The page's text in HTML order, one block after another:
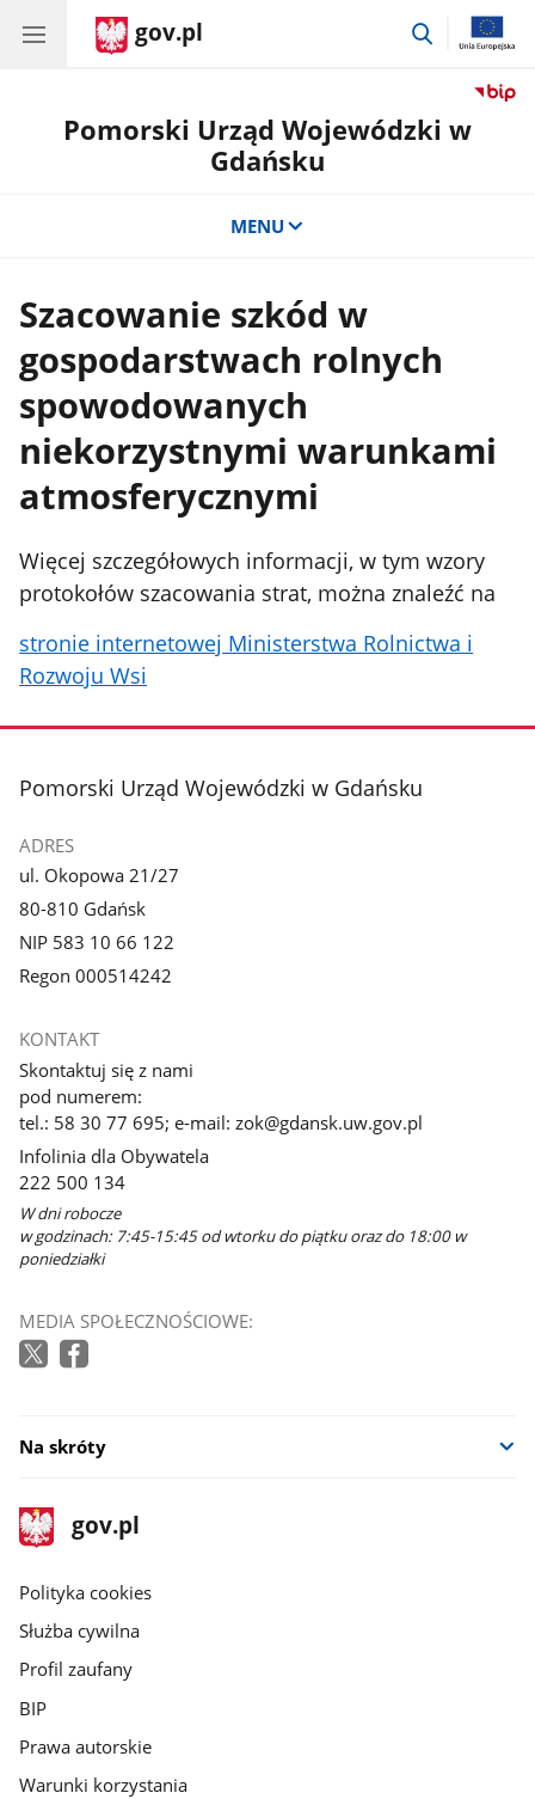
gov.pl
przejdź
Pomorski Urząd Wojewódzki w
Gdańsku
MENU
Szacowanie szkód w
gospodarstwach rolnych
spowodowanych
niekorzystnymi warunkami
atmosferycznymi
Więcej szczegółowych informacji, w tym wzory
protokołów szacowania strat, można znaleźć na
stronie internetowej Ministerstwa Rolnictwa i
Rozwoju Wsi
stopka
Pomorski Urząd Wojewódzki w Gdańsku
ADRES
ul. Okopowa 21/27
80-810 Gdańsk
NIP 583 10 66 122
Regon 000514242
KONTAKT
Skontaktuj się z nami
pod numerem:
tel.: 58 30 77 695; e-mail: zok@gdansk.uw.gov.pl
Infolinia dla Obywatela
222 500 134
W dni robocze
w godzinach: 7:45-15:45 od wtorku do piątku oraz do 18:00 w
poniedziałki
MEDIA SPOŁECZNOŚCIOWE:
Na skróty
stopka
gov.pl
Strona
gov.pl
gov.pl
Polityka cookies
Służba cywilna
Profil zaufany
BIP
Prawa autorskie
Warunki korzystania